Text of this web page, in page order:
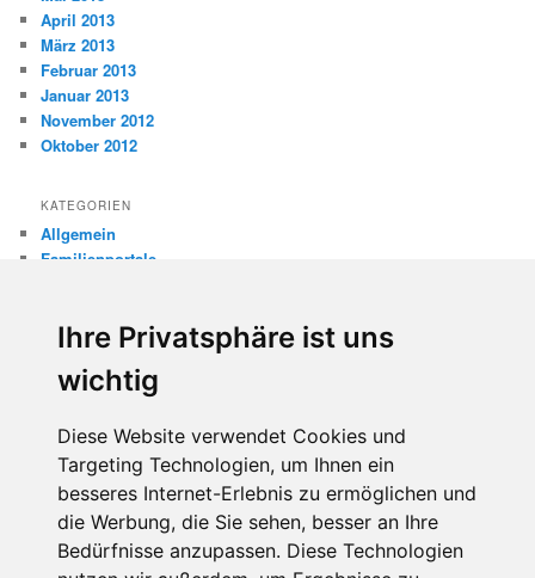
Ihre Privatsphäre ist uns
wichtig
Diese Website verwendet Cookies und
Targeting Technologien, um Ihnen ein
besseres Internet-Erlebnis zu ermöglichen und
die Werbung, die Sie sehen, besser an Ihre
Bedürfnisse anzupassen. Diese Technologien
April 2013
März 2013
Februar 2013
Januar 2013
November 2012
Oktober 2012
KATEGORIEN
Allgemein
Familienportale
Internetsicherheit
Missbrauch
META
Anmelden
Eintrags-Feed
Kommentar-Feed
WordPress.org